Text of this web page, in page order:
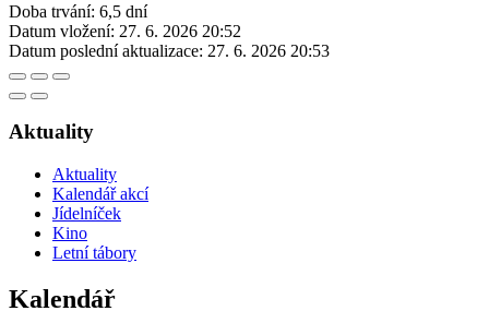
Doba trvání: 6,5 dní
Datum vložení: 27. 6. 2026 20:52
Datum poslední aktualizace: 27. 6. 2026 20:53
Aktuality
Aktuality
Kalendář akcí
Jídelníček
Kino
Letní tábory
Kalendář